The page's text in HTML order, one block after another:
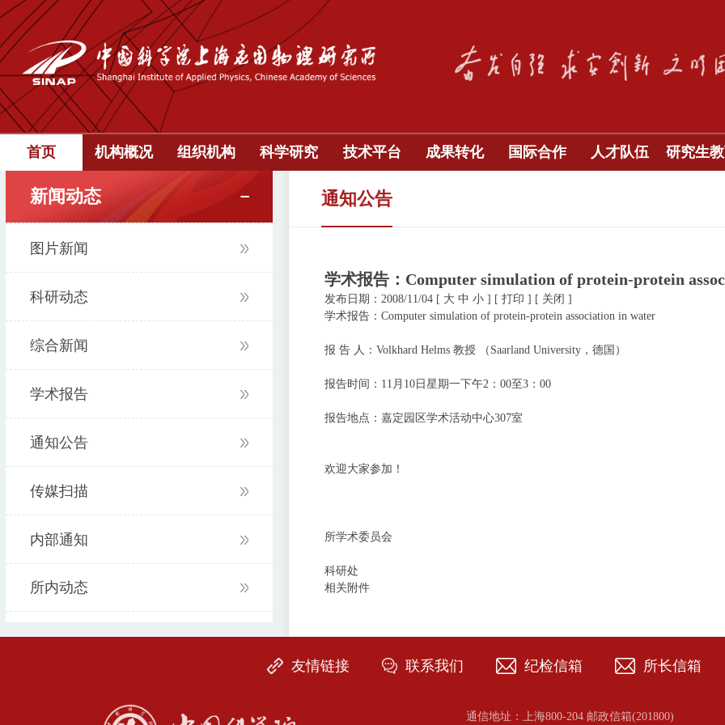
首页 机构概况 组织机构 科学研究 技术平台 成果转化 国际合作 人才队伍 研究生
新闻动态
图片新闻
科研动态
综合新闻
学术报告
通知公告
传媒扫描
内部通知
所内动态
通知公告
学术报告：Computer simulation of protein-protein
发布日期：2008/11/04 [ 大 中 小 ] [ 打印 ] [ 关闭 ]
学术报告：Computer simulation of protein-protein association in water
报 告 人：Volkhard Helms 教授 （Saarland University，德国）
报告时间：11月10日星期一下午2：00至3：00
报告地点：嘉定园区学术活动中心307室
欢迎大家参加！
所学术委员会
科研处
相关附件
友情链接 联系我们 纪检信箱 所长信箱
通信地址：上海800-204 邮政信箱(201800)